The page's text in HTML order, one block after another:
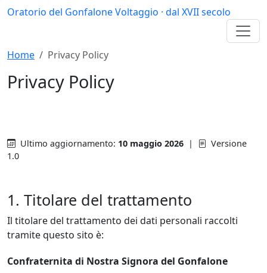
Oratorio del GonfaloneVoltaggio · dal XVII secolo
Home Privacy Policy
Privacy Policy
Ultimo aggiornamento: 10 maggio 2026 |
Versione
1.0
1. Titolare del trattamento
Il titolare del trattamento dei dati personali raccolti
tramite questo sito è:
Confraternita di Nostra Signora del Gonfalone